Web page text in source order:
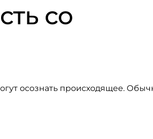
со
осознать происходящее.